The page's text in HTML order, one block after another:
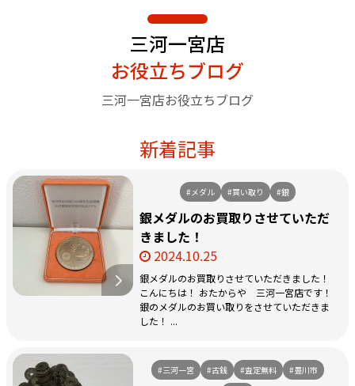
三河一宮店
お役立ちブログ
三河一宮店お役立ちブログ
新着記事
#メダル #買い取り #銀
銀メダルのお買取りさせていただ
きました！
2024.10.25
銀メダルのお買取りさせていただきました！
こんにちは！ おたからや 三河一宮店です！
銀のメダルのお買い取りをさせていただきま
した！ ...
#三河一宮 #古銭 #査定無料
#豊川市